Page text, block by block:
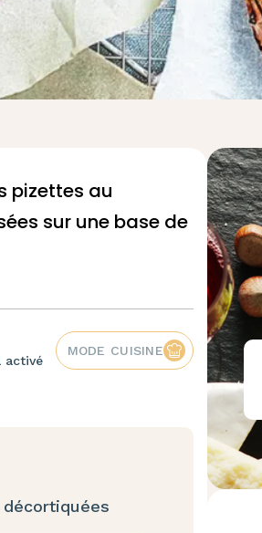
pizettes au
sur une base de
activé
MODE CUISINE